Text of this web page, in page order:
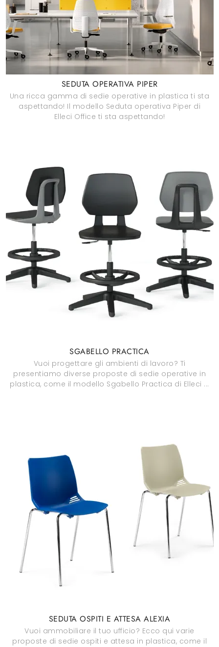
SEDUTA OPERATIVA PIPER
Una ricca gamma di sedie operative in plastica ti sta
aspettando! Il modello Seduta operativa Piper di
Elleci Office ti sta aspettando!
SGABELLO PRACTICA
Vuoi progettare gli ambienti di lavoro? Ti
presentiamo diverse proposte di sedie operative in
plastica, come il modello Sgabello Practica di Elleci ...
SEDUTA OSPITI E ATTESA ALEXIA
Vuoi ammobiliare il tuo ufficio? Ecco qui varie
proposte di sedie ospiti e attesa in plastica, come il